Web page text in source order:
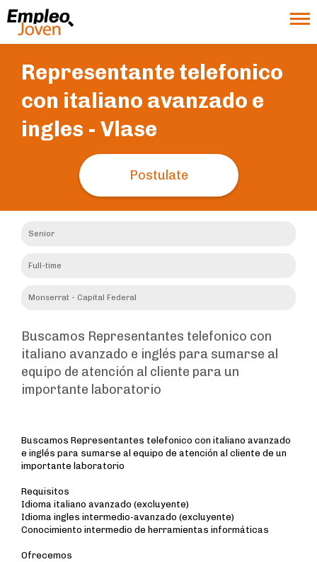
Representante telefonico
con italiano avanzado e
ingles - Vlase
Postulate
Senior
Full-time
Monserrat - Capital Federal
Buscamos Representantes telefonico con
italiano avanzado e inglés para sumarse al
equipo de atención al cliente para un
importante laboratorio
Buscamos Representantes telefonico con italiano avanzado
e inglés para sumarse al equipo de atención al cliente de un
importante laboratorio
Requisitos
Idioma italiano avanzado (excluyente)
Idioma ingles intermedio-avanzado (excluyente)
Conocimiento intermedio de herramientas informáticas
Ofrecemos